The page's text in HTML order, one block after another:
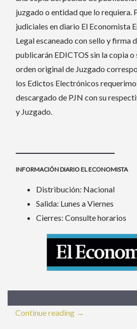
juzgado o entidad que lo requiera.
judiciales en diario El Economista
Legal escaneado con sello y firma
publicarán EDICTOS sin la copia
orden original de Juzgado
los Edictos Electrónicos
descargado de PJN con su
y Juzgado.
INFORMACIÓN DIARIO EL ECONOMISTA
Distribución: Nacional
Salida: Lunes a Viernes
Cierres: Consulte horarios
Continue reading «Publicar
→